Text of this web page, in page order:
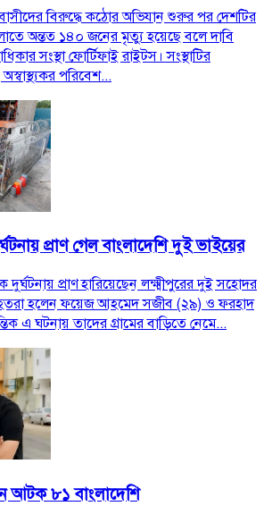
বিরুদ্ধে কঠোর অভিযান শুরুর পর দেশটির
অন্তত ১৪০ জনের মৃত্যু হয়েছে বলে দাবি
সংস্থা ফোর্টিফাই রাইটস। সংস্থাটির
পরিবেশ...
প্রাণ গেল বাংলাদেশি দুই ভাইয়ের
প্রাণ হারিয়েছেন লক্ষ্মীপুরের দুই সহোদর
হলেন ফয়েজ আহমেদ সজীব (২৯) ও ফরহাদ
এ ঘটনায় তাদের গ্রামের বাড়িতে নেমে...
আটক ৮১ বাংলাদেশি